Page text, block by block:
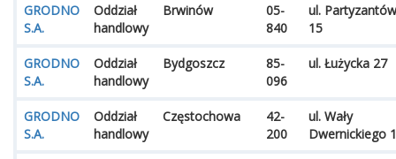
GRODNO
S.A.
Oddział
handlowy
Brwinów
05-
840
ul. Partyzantów
15
GRODNO
S.A.
Oddział
handlowy
Bydgoszcz
85-
096
ul. Łużycka 27
GRODNO
S.A.
Oddział
handlowy
Częstochowa
42-
200
ul. Wały
Dwernickiego